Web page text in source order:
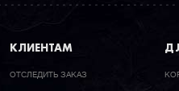
КЛИЕНТАМ
ОТСЛЕДИТЬ ЗАКАЗ